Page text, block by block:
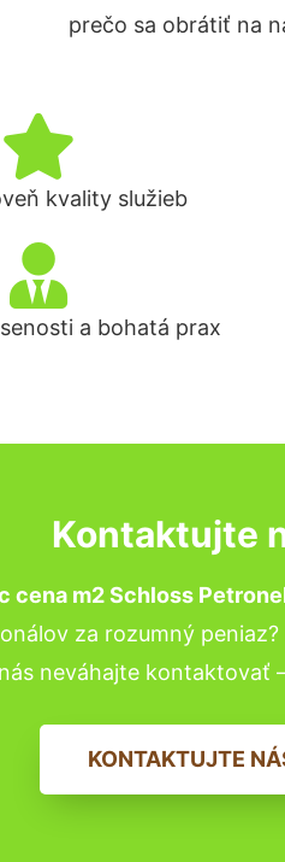
prečo sa obrátiť na
kvality služieb
a bohatá prax
Kontaktujte
cena m2 Schloss
za rozumný
neváhajte kontaktovať
KONTAKTUJTE